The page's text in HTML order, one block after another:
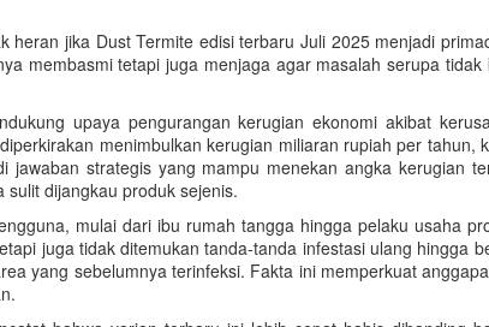
jika Dust Termite edisi terbaru Juli 2025 menjadi
membasmi tetapi juga menjaga agar masalah serupa
upaya pengurangan kerugian ekonomi akibat
menimbulkan kerugian miliaran rupiah per tahun,
strategis yang mampu menekan angka kerugian
dijangkau produk sejenis.
mulai dari ibu rumah tangga hingga pelaku usaha
juga tidak ditemukan tanda-tanda infestasi ulang hingga
yang sebelumnya terinfeksi. Fakta ini memperkuat